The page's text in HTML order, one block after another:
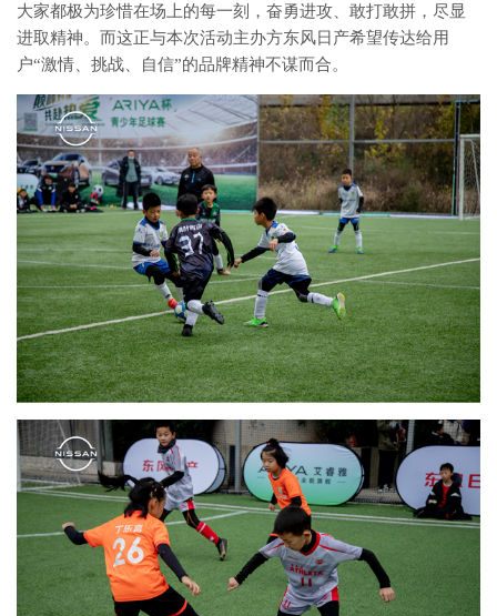
大家都极为珍惜在场上的每一刻，奋勇进攻、敢打敢拼，尽显
进取精神。而这正与本次活动主办方东风日产希望传达给用
户“激情、挑战、自信”的品牌精神不谋而合。